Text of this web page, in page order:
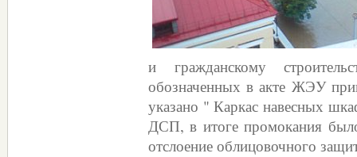
и гражданскому
обозначенных в акте ЖЭУ
указано " Каркас навесных
ДСП, в итоге промокания
отслоение облицовочного